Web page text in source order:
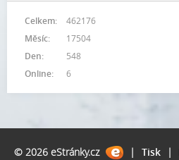
Online: 6
Celkem:
462176
Měsíc:
17504
Den:
548
© 2026 eStránky.cz | Tisk |